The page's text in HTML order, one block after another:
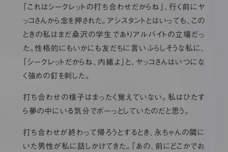
「これはシークレットの打ち合わせだからね」、行く前にヤ
ッコさんから念を押された。アシスタントとはいっても、この
ときの私はまだ桑沢の学生でありアルバイトの立場だっ
た。性格的にもいかにも友だちに言いふらしそうな私に、
「シークレットだからね、内緒よ」と、ヤッコさんはいつにな
く強めの釘を刺した。
打ち合わせの様子はまったく覚えていない。私はひたす
ら夢の中にいる気分でボーっとしていたのだと思う。
打ち合わせが終わって帰ろうとするとき、永ちゃんの隣に
いた男性が私に話しかけてきた。「あの、前にどこかでお